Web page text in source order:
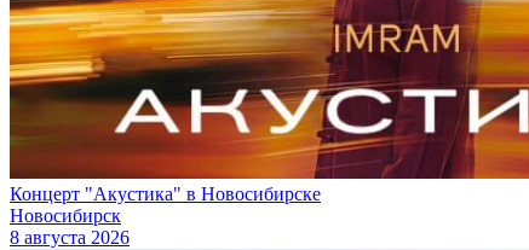
Концерт "Акустика" в Новосибирске
Новосибирск
8 августа 2026